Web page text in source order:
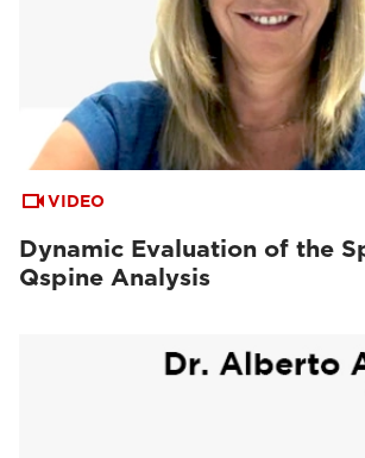
VIDEO
Dynamic Evaluation of the
Qspine Analysis